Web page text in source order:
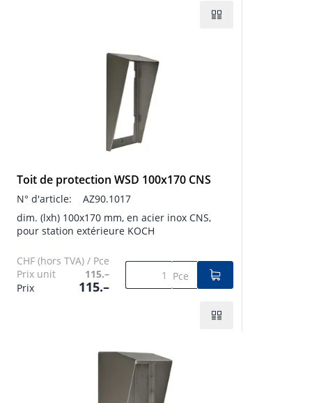
Toit de protection WSD 100x170 CNS
N° d'article:
AZ90.1017
dim. (lxh) 100x170 mm, en acier inox CNS,
pour station extérieure KOCH
CHF (hors TVA) / Pce
Prix unit
115.–
Prix
115.–
Pce